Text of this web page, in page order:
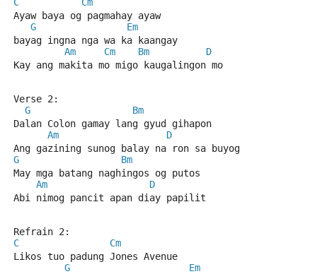
Ayaw baya og pagmahay ayaw
G
Em
bayag ingna nga wa ka kaangay
Am
Cm Bm
D
Kay ang makita mo migo kaugalingon mo
Verse 2:
G
Bm
Dalan Colon gamay lang gyud gihapon
Am
D
Ang gazining sunog balay na ron sa buyog
G
Bm
May mga batang naghingos og putos
Am
D
Abi nimog pancit apan diay papilit
Refrain 2:
C
Cm
Likos tuo padung Jones Avenue
G
Em